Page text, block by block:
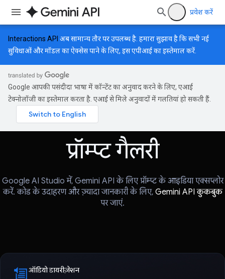
प्रवेश करें
Interactions API अब सामान्य तौर पर उपलब्ध है. हमारा सुझाव है कि सभी नई
सुविधाओं और मॉडल का ऐक्सेस पाने के लिए, इस एपीआई का इस्तेमाल करें.
Google आपकी पसंदीदा भाषा में कॉन्टेंट का अनुवाद करने के लिए, एआई
टेक्नोलॉजी का इस्तेमाल करता है. एआई से मिले अनुवादों में गलतियां हो सकती हैं.
प्रॉम्प्ट गैलरी
Google AI Studio में, Gemini API के लिए प्रॉम्प्ट के आइडिया एक्सप्लोर
करें. कोड के उदाहरण और ज़्यादा जानकारी के लिए, Gemini API कुकबुक
पर जाएं.
ऑडियो डायरीज़ेशन